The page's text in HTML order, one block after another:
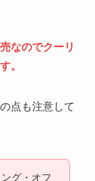
なのでクーリ
。
点も注意して
グ・オフ